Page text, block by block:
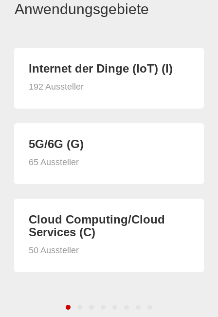
Anwendungsgebiete
Internet der Dinge (IoT) (I)
192 Aussteller
5G/6G (G)
65 Aussteller
Cloud Computing/Cloud
Services (C)
50 Aussteller